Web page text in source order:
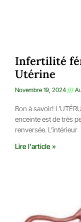
Infertilité
Utérine
Novembre 19, 2024
Bon à savoir!
enceinte est de très
renversée. L’intérieur
Lire l'article »